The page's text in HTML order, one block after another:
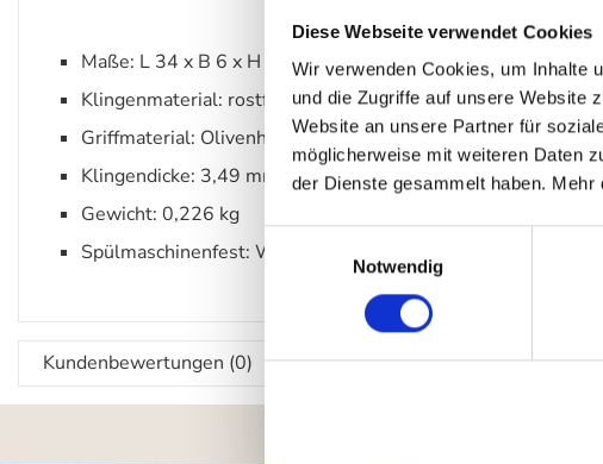
Diese Webseite verwendet Cookies
Wir verwenden Cookies, um Inhalte
und die Zugriffe auf unsere Website
Website an unsere Partner für
möglicherweise mit weiteren Daten
der Dienste gesammelt haben. Mehr
Notwendig
Maße: L 34 x B 6 x H 2cm
Klingenmaterial: rostfrei aus Chrom-Vanadium-Molybdän
Griffmaterial: Olivenholz
Klingendicke: 3,49 mm
Gewicht: 0,226 kg
Spülmaschinenfest: Wir empfehlen die Reinigung von Hand
Kundenbewertungen (0)